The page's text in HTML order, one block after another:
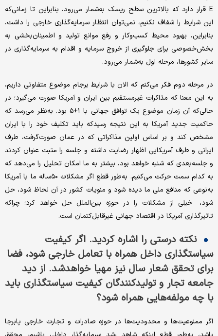
E قرار دارد که بالا‌‌‌‌ترین سطح ریسک به‌شمار می‌رود، بنابراین تا زمانی‌که
این شرایط را شفاف نکنیم، نمی‌توان انتظار سرمایه‌گذاری خارجی را داشت،
بنابراین، بهبود محیط کسب‌وکار و رفع موانع تولید و اطمینان‌‌‌‌بخشی به
بخش‌‌‌‌خصوصی برای جلوگیری از خروج سرمایه و اقدام به سرمایه‌گذاری در
سایر کشورها، مرحله اول به‌شمار می‌رود.
در مرحله دوم فکر می‌کنم که الان با شرایط برجام موضوع متفاوتی داریم،
به این معنا که مذاکرات غیرمستقیم بین ایران و آمریکا صورت می‌گیرد؛ در
حالی‌که آن زمان موضوع یک توافق جهانی با ۱+۵ بود. به‌نظر می‌رسد که
حاکمیت جدید آمریکا به این نتیجه رسید‌که باید تکلیف خود را با ایران
مشخص کند و بر اساس اولین مذاکراتی که در عمان صورت‌گرفت، طرف
ایرانی و طرف آمریکایی اظهار رضایت داشته و جلسه را مثبت عنوان کردند
و جلسه‌بعدی که شنبه خواهد بود، بیشتر به ما امکان تحلیل را می‌دهد که
به کدام سمت حرکت می‌کنیم. به‌طور قطع اگر مشکلات ۵۰‌ساله ما با آمریکا
به‌نوعی که منافع ملی ما دیده شود و منویات کشور در آن لحاظ شود، حل
شود، خیلی از مشکلات را در حوزه بین‌الملل حل خواهد کرد؛ چراکه
تاثیرگذاری آمریکا در اقتصاد جهانی غیرقابل‌کتمان است.
نکته درستی را اشاره کردید. اگر کیفیت
سیاستگذاری داخل همراه با تعامل خارجی شود، فضا
برای تحقق شعار سال ‌نیز مهیا خواهدشد. از دید
جامعه تجار و تولیدکنندگان کیفیت سیاستگذاری باید
با چه مولفه‌‌‌‌هایی همراه شود؟
اگر ممنوعیت‌‌‌‌ها و محدودیت‌ها در حوزه صادرات و تجارت خارجی پابرجا